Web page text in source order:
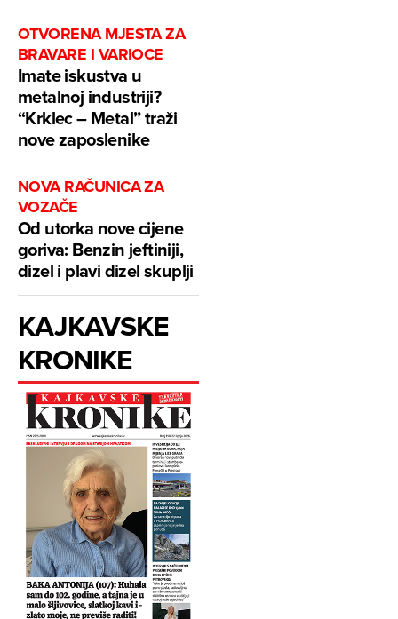
OTVORENA MJESTA ZA
BRAVARE I VARIOCE
Imate iskustva u
metalnoj industriji?
“Krklec – Metal” traži
nove zaposlenike
NOVA RAČUNICA ZA
VOZAČE
Od utorka nove cijene
goriva: Benzin jeftiniji,
dizel i plavi dizel skuplji
KAJKAVSKE
KRONIKE